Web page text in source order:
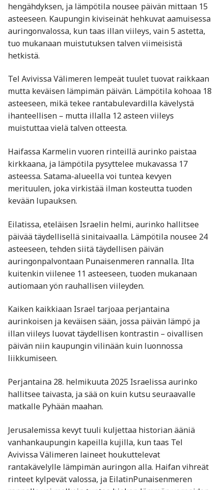
hengähdyksen, ja lämpötila nousee päivän mittaan 15
asteeseen. Kaupungin kiviseinät hehkuvat aamuisessa
auringonvalossa, kun taas illan viileys, vain 5 astetta,
tuo mukanaan muistutuksen talven viimeisistä
hetkistä.
Tel Avivissa Välimeren lempeät tuulet tuovat raikkaan
mutta keväisen lämpimän päivän. Lämpötila kohoaa 18
asteeseen, mikä tekee rantabulevardilla kävelystä
ihanteellisen – mutta illalla 12 asteen viileys
muistuttaa vielä talven otteesta.
Haifassa Karmelin vuoren rinteillä aurinko paistaa
kirkkaana, ja lämpötila pysyttelee mukavassa 17
asteessa. Satama-alueella voi tuntea kevyen
merituulen, joka virkistää ilman kosteutta tuoden
kevään lupauksen.
Eilatissa, eteläisen Israelin helmi, aurinko hallitsee
päivää täydellisellä sinitaivaalla. Lämpötila nousee 24
asteeseen, tehden siitä täydellisen päivän
auringonpalvontaan Punaisenmeren rannalla. Ilta
kuitenkin viilenee 11 asteeseen, tuoden mukanaan
autiomaan yön rauhallisen viileyden.
Kaiken kaikkiaan Israel tarjoaa perjantaina
aurinkoisen ja keväisen sään, jossa päivän lämpö ja
illan viileys luovat täydellisen kontrastin – oivallisen
päivän niin kaupungin vilinään kuin luonnossa
liikkumiseen.
Perjantaina 28. helmikuuta 2025 Israelissa aurinko
hallitsee taivasta, ja sää on kuin kutsu seuraavalle
matkalle Pyhään maahan.
Jerusalemissa kevyt tuuli kuljettaa historian ääniä
vanhankaupungin kapeilla kujilla, kun taas Tel
Avivissa Välimeren laineet houkuttelevat
rantakävelylle lämpimän auringon alla. Haifan vihreät
rinteet kylpevät valossa, ja EilatinPunaisenmeren